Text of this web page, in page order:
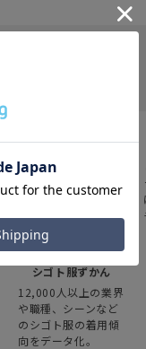
みんなの
シゴト服ずかん
12,000人以上の業界
や職種、シーンなど
のシゴト服の着用傾
向をデータ化。